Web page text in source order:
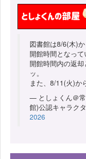
図書館は8/6(木)
開館時間となって
開館時間内の返
ッ。
また、8/11(火)か
— としょくん＠
館)公認キャラク
2026